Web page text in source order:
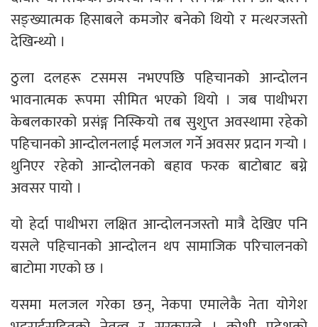
सङ्ख्यात्मक हिसाबले कमजोर बनेको थियो र मत्थरजस्तो
देखिन्थ्यो ।
ठुला दलहरू टसमस नभएपछि पहिचानको आन्दोलन
भावनात्मक रूपमा सीमित भएको थियो । जब पाथीभरा
केबलकारको प्रसंङ्ग निस्कियो तब सुशुप्त अवस्थामा रहेको
पहिचानको आन्दोलनलाई मलजल गर्ने अवसर प्रदान गर्‍यो ।
थुनिएर रहेको आन्दोलनको बहाव फरक बाटोबाट बग्ने
अवसर पायो ।
यो हेर्दा पाथीभरा लक्षित आन्दोलनजस्तो मात्रै देखिए पनि
यसले पहिचानको आन्दोलन थप सामाजिक परिचालनको
बाटोमा गएको छ ।
यसमा मलजल गरेका छन्, नेकपा एमालेकै नेता योगेश